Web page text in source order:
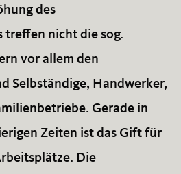
des
treffen nicht die sog.
vor allem den
Selbständige, Handwerker,
Gerade in
Zeiten ist das Gift für
Die